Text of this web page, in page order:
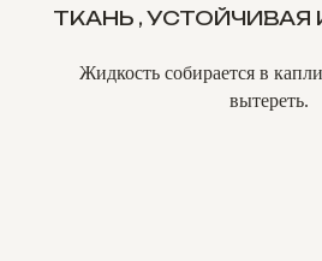
ТКАНЬ ,
Жидкость собирается в
вытереть.